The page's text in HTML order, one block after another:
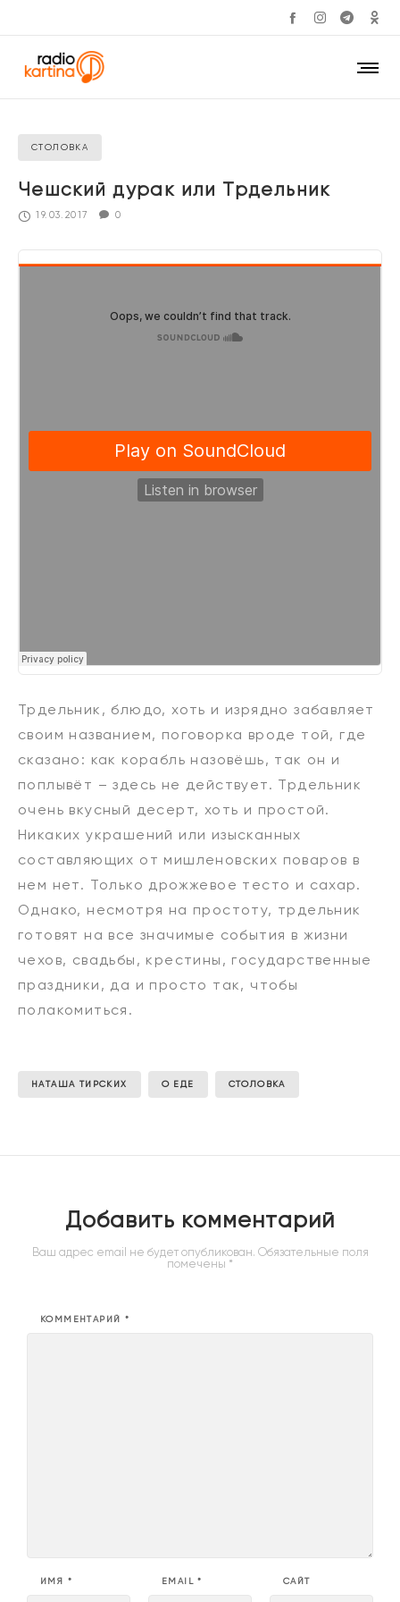
СТОЛОВКА
Чешский дурак или Трдельник
19.03.2017 0
Трдельник, блюдо, хоть и изрядно забавляет
своим названием, поговорка вроде той, где
сказано: как корабль назовёшь, так он и
поплывёт – здесь не действует. Трдельник
очень вкусный десерт, хоть и простой.
Никаких украшений или изысканных
составляющих от мишленовских поваров в
нем нет. Только дрожжевое тесто и сахар.
Однако, несмотря на простоту, трдельник
готовят на все значимые события в жизни
чехов, свадьбы, крестины, государственные
праздники, да и просто так, чтобы
полакомиться.
НАТАША ТИРСКИХ О ЕДЕ СТОЛОВКА
Добавить комментарий
Ваш адрес email не будет опубликован. Обязательные поля
помечены *
КОММЕНТАРИЙ *
ИМЯ * EMAIL* САЙТ